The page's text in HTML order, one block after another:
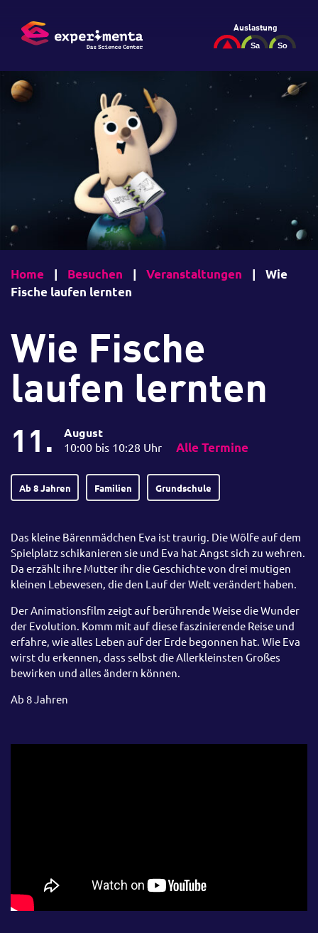
Auslastung
Home | Besuchen | Veranstaltungen |
Wie
Fische laufen lernten
Wie Fische
laufen lernten
11. August
10:00 bis 10:28 Uhr Alle Termine
Ab 8 Jahren Familien Grundschule
Das kleine Bärenmädchen Eva ist traurig. Die Wölfe auf dem
Spielplatz schikanieren sie und Eva hat Angst sich zu wehren.
Da erzählt ihre Mutter ihr die Geschichte von drei mutigen
kleinen Lebewesen, die den Lauf der Welt verändert haben.
Der Animationsfilm zeigt auf berührende Weise die Wunder
der Evolution. Komm mit auf diese faszinierende Reise und
erfahre, wie alles Leben auf der Erde begonnen hat. Wie Eva
wirst du erkennen, dass selbst die Allerkleinsten Großes
bewirken und alles ändern können.
Ab 8 Jahren